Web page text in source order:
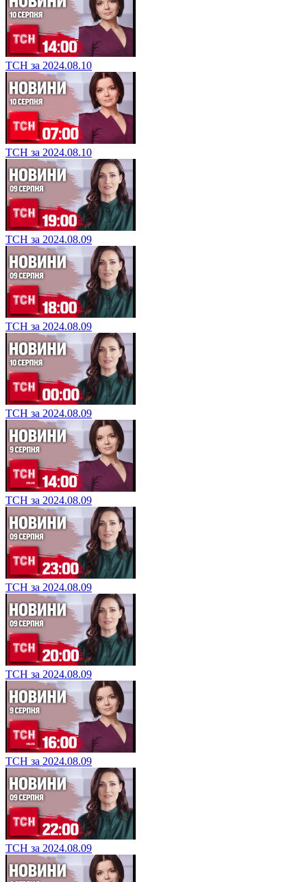
ТСН за 2024.08.10
ТСН за 2024.08.10
ТСН за 2024.08.09
ТСН за 2024.08.09
ТСН за 2024.08.09
ТСН за 2024.08.09
ТСН за 2024.08.09
ТСН за 2024.08.09
ТСН за 2024.08.09
ТСН за 2024.08.09